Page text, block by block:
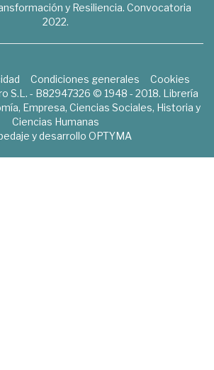
y Resiliencia. Convocatoria
2022.
Condiciones generales
Cookies
S.L. - B82947326 © 1948 - 2018. Librería
Empresa, Ciencias Sociales, Historia y
Ciencias Humanas
y desarrollo OPTYMA